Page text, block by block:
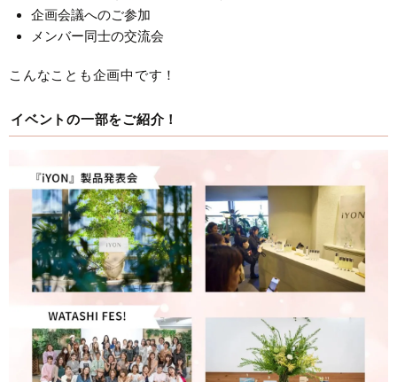
企画会議へのご参加
メンバー同士の交流会
こんなことも企画中です！
イベントの一部をご紹介！